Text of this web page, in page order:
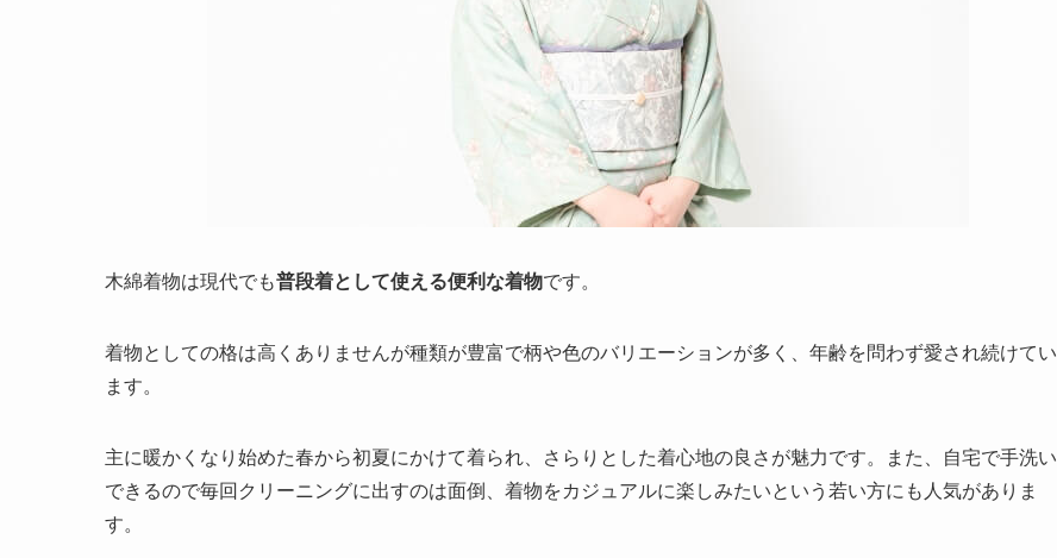
木綿着物は現代でも普段着として使える便利な着物です。
着物としての格は高くありませんが種類が豊富で柄や色のバリエーションが多く、年齢を問わず愛され続けてい
ます。
主に暖かくなり始めた春から初夏にかけて着られ、さらりとした着心地の良さが魅力です。また、自宅で手洗い
できるので毎回クリーニングに出すのは面倒、着物をカジュアルに楽しみたいという若い方にも人気がありま
す。